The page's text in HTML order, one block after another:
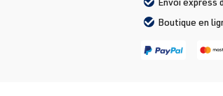
Boutique en